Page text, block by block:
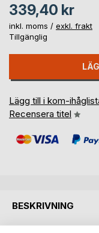
339,40 kr
inkl. moms / exkl. frakt
Tillgänglig
Lägg till i kom-
Recensera titel
BESKRIVNING